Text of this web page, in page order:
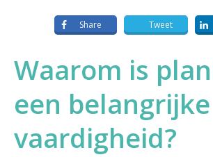
Share Tweet
Waarom is
een belangrijke
vaardigheid?